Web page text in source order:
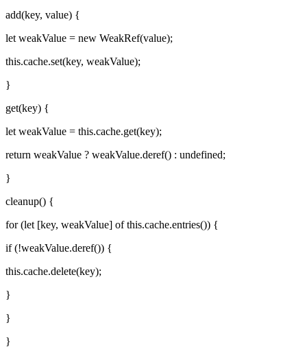
add(key, value) {
let weakValue = new WeakRef(value);
this.cache.set(key, weakValue);
}
get(key) {
let weakValue = this.cache.get(key);
return weakValue ? weakValue.deref() : undefined;
}
cleanup() {
for (let [key, weakValue] of this.cache.entries()) {
if (!weakValue.deref()) {
this.cache.delete(key);
}
}
}